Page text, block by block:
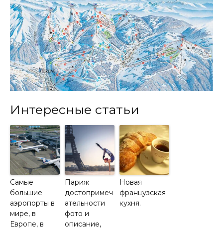
Интересные статьи
Самые
большие
аэропорты в
мире, в
Европе, в
Париж
достопримеч
ательности
фото и
описание,
Новая
французская
кухня.